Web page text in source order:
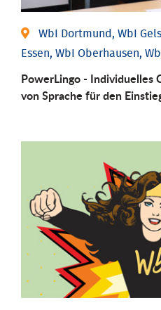
WbI Dortmund, WbI
Essen, WbI Oberhausen,
PowerLingo - Individuelles
von Sprache für den